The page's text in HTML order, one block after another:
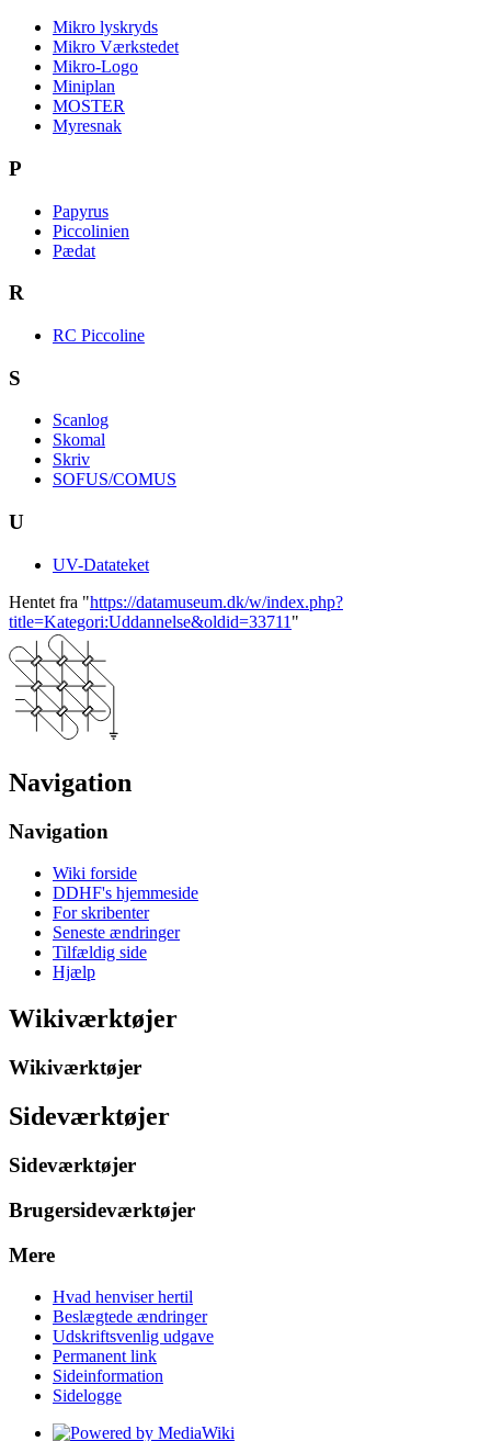
Mikro lyskryds
Mikro Værkstedet
Mikro-Logo
Miniplan
MOSTER
Myresnak
P
Papyrus
Piccolinien
Pædat
R
RC Piccoline
S
Scanlog
Skomal
Skriv
SOFUS/COMUS
U
UV-Datateket
Hentet fra "https://datamuseum.dk/w/index.php?
title=Kategori:Uddannelse&oldid=33711 "
Navigation
Navigation
Wiki forside
DDHF's hjemmeside
For skribenter
Seneste ændringer
Tilfældig side
Hjælp
Wikiværktøjer
Wikiværktøjer
Sideværktøjer
Sideværktøjer
Brugersideværktøjer
Mere
Hvad henviser hertil
Beslægtede ændringer
Udskriftsvenlig udgave
Permanent link
Sideinformation
Sidelogge